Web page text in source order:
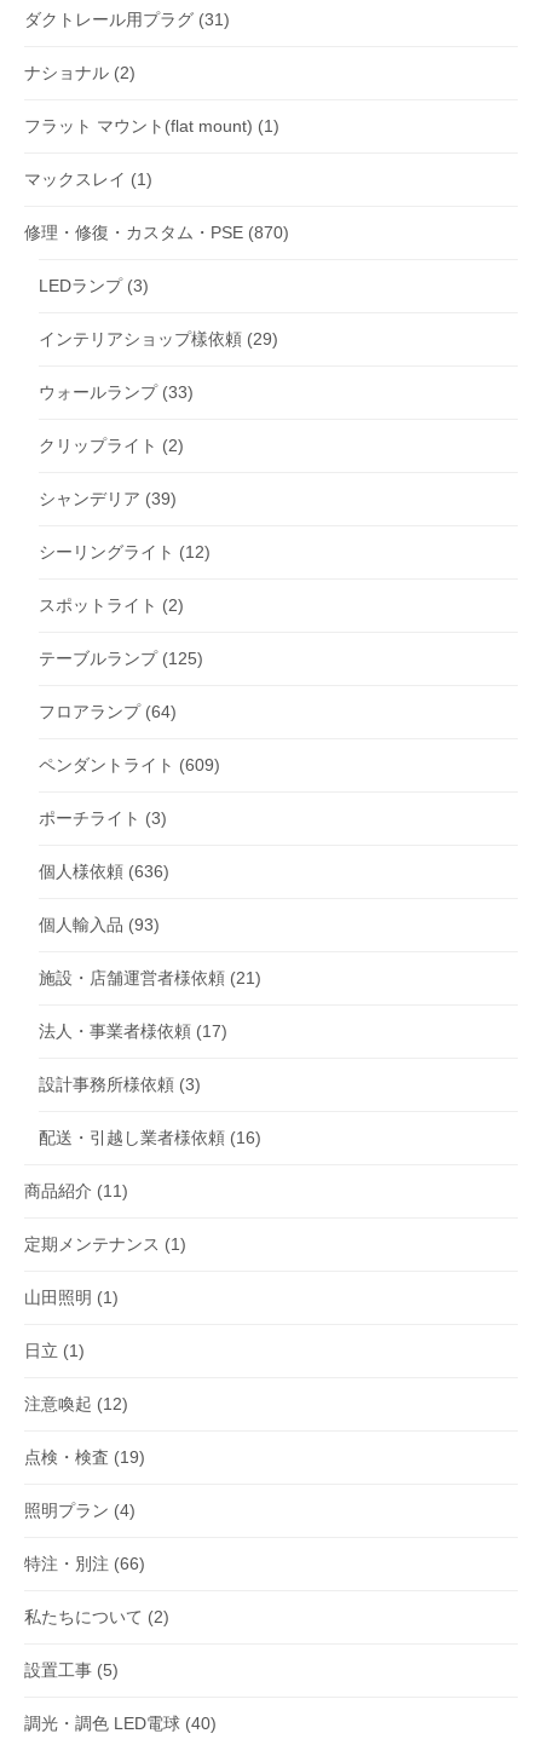
ダクトレール用プラグ (31)
ナショナル (2)
フラット マウント(flat mount) (1)
マックスレイ (1)
修理・修復・カスタム・PSE (870)
LEDランプ(3)
インテリアショップ樣依頼 (29)
ウォールランプ(33)
クリップライト (2)
シャンデリア (39)
シーリングライト (12)
スポットライト (2)
テーブルランプ(125)
フロアランプ(64)
ペンダントライト (609)
ポーチライト (3)
個人様依頼 (636)
個人輸入品 (93)
施設・店舗運営者様依頼 (21)
法人・事業者様依頼 (17)
設計事務所様依頼 (3)
配送・引越し業者様依頼 (16)
商品紹介 (11)
定期メンテナンス (1)
山田照明 (1)
日立 (1)
注意喚起 (12)
点検・検査 (19)
照明プラン (4)
特注・別注 (66)
私たちについて (2)
設置工事 (5)
調光・調色 LED電球 (40)